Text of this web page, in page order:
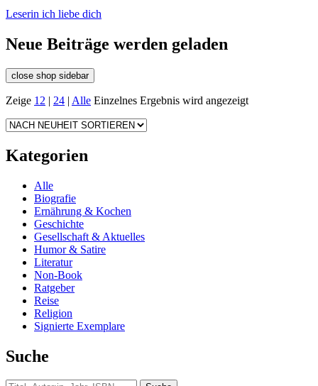
Leserin ich liebe dich
Neue Beiträge werden geladen
close shop sidebar
Zeige 12 | 24 | Alle Einzelnes Ergebnis wird angezeigt
Kategorien
Alle
Biografie
Ernährung & Kochen
Geschichte
Gesellschaft & Aktuelles
Humor & Satire
Literatur
Non-Book
Ratgeber
Reise
Religion
Signierte Exemplare
Suche